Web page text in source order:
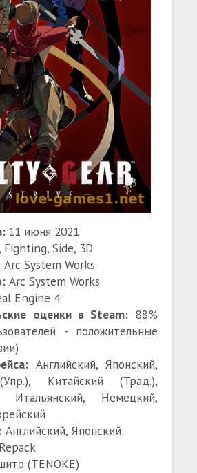
11 июня 2021
Fighting, Side, 3D
Arc System Works
Arc System Works
Engine 4
оценки в Steam: 88%
- положительные
Английский, Японский,
Китайский (Трад.),
Итальянский, Немецкий,
Английский, Японский
Repack
(TENOKE)